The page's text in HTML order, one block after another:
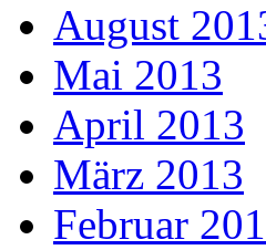
August
Mai 2013
April 2013
März 2013
Februar